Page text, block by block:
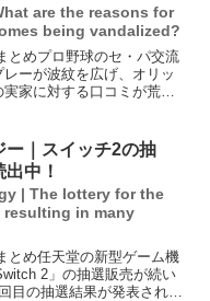
are the reasons for
being vandalized?
とめプロ野球のセ・パ交流
ーが波紋を広げ、オリッ
家に対する口コミが荒ら
に対して警告が出された
ンの反応を...
ー｜スイッチ2の抽
中！
| The lottery for the
resulting in many
とめ任天堂の新型ゲーム機
2」の抽選販売が続い
目の抽選結果が発表される